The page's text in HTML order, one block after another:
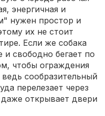
энергичная и
нужен простор и
их не стоит
Если же собака
свободно бегает по
чтобы ограждения
сообразительный
перелезает через
открывает двери